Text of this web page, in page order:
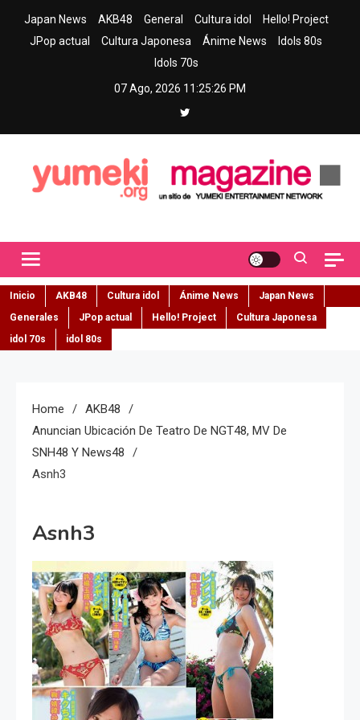
Japan News AKB48 General Cultura idol
Hello! Project
JPop actual
Cultura Japonesa Ánime News
Idols 80s
Idols 70s
07 Ago, 2026 11:25:27 PM
Inicio AKB48 Cultura idol Ánime News
Japan News
Generales
JPop actual Hello! Project
Cultura Japonesa
idol 70s
idol 80s
Home
AKB48
Anuncian Ubicación De Teatro De NGT48, MV De
SNH48 Y News48
Asnh3
Asnh3